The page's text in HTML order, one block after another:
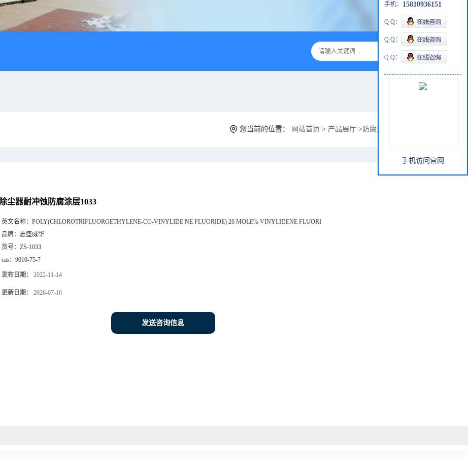
您当前的位置： 网站首页 > 产品展厅 > 防腐涂料
除尘器耐冲蚀防腐涂层1033
英文名称： POLY(CHLOROTRIFLUOROETHYLENE-CO-VINYLIDE NE FLUORIDE) 26 MOLE% VINYLIDENE FLUORI
品牌： 志盛威华
货号： ZS-1033
cas： 9010-75-7
发布日期： 2022-11-14
更新日期： 2026-07-16
发送咨询信息
手机： 15810936151
Q Q：
Q Q：
Q Q：
手机访问官网